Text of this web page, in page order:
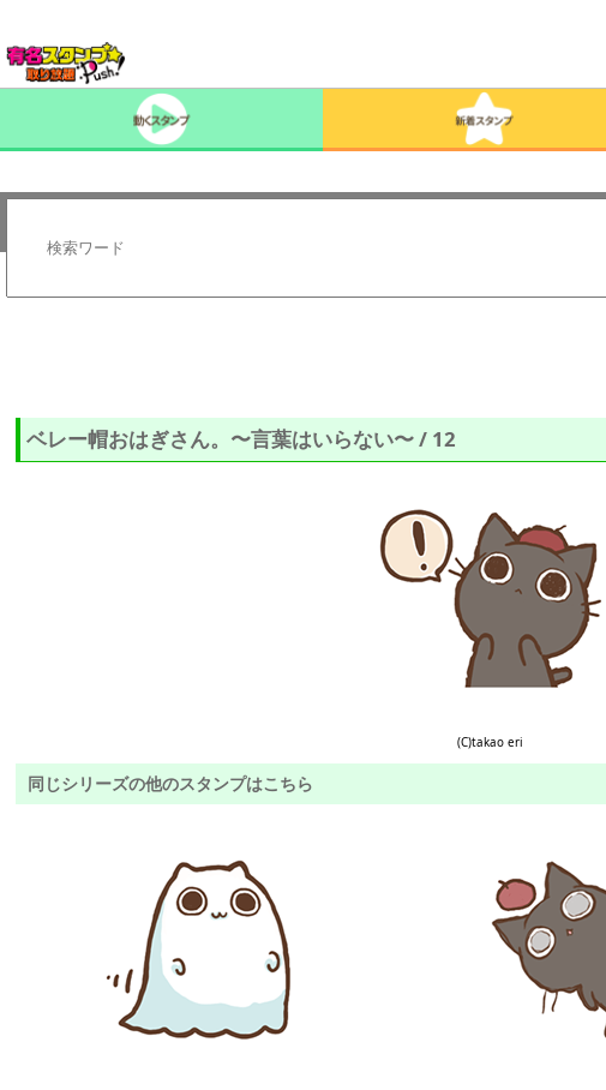
ベレー帽おはぎさん。〜言葉はいらない〜 / 12
(C)takao eri
同じシリーズの他のスタンプはこちら